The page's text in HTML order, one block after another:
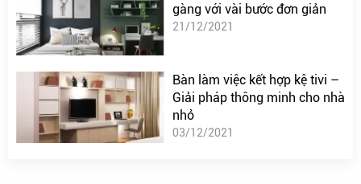
gàng với vài bước đơn giản
21/12/2021
Bàn làm việc kết hợp kệ tivi –
Giải pháp thông minh cho nhà
nhỏ
03/12/2021